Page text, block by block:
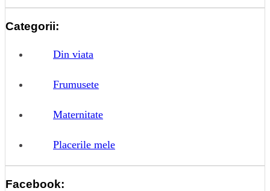
Categorii:
Din viata
Frumusete
Maternitate
Placerile mele
Facebook: